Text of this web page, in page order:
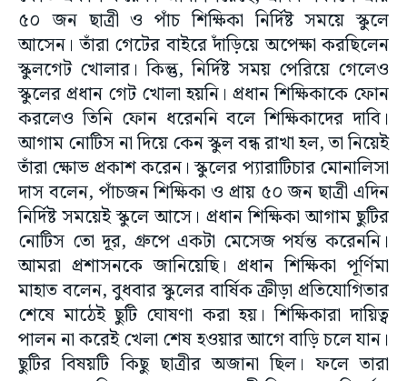
৫০ জন ছাত্রী ও পাঁচ শিক্ষিকা নির্দিষ্ট সময়ে স্কুলে
আসেন। তাঁরা গেটের বাইরে দাঁড়িয়ে অপেক্ষা করছিলেন
স্কুলগেট খোলার। কিন্তু, নির্দিষ্ট সময় পেরিয়ে গেলেও
স্কুলের প্রধান গেট খোলা হয়নি। প্রধান শিক্ষিকাকে ফোন
করলেও তিনি ফোন ধরেননি বলে শিক্ষিকাদের দাবি।
আগাম নোটিস না দিয়ে কেন স্কুল বন্ধ রাখা হল, তা নিয়েই
তাঁরা ক্ষোভ প্রকাশ করেন। স্কুলের প্যারাটিচার মোনালিসা
দাস বলেন, পাঁচজন শিক্ষিকা ও প্রায় ৫০ জন ছাত্রী এদিন
নির্দিষ্ট সময়েই স্কুলে আসে। প্রধান শিক্ষিকা আগাম ছুটির
নোটিস তো দূর, গ্রুপে একটা মেসেজ পর্যন্ত করেননি।
আমরা প্রশাসনকে জানিয়েছি। প্রধান শিক্ষিকা পূর্ণিমা
মাহাত বলেন, বুধবার স্কুলের বার্ষিক ক্রীড়া প্রতিযোগিতার
শেষে মাঠেই ছুটি ঘোষণা করা হয়। শিক্ষিকারা দায়িত্ব
পালন না করেই খেলা শেষ হওয়ার আগে বাড়ি চলে যান।
ছুটির বিষয়টি কিছু ছাত্রীর অজানা ছিল। ফলে তারা